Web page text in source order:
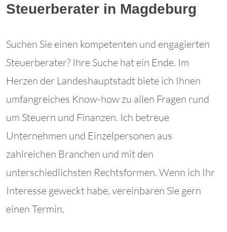
Steuerberater in Magdeburg
Suchen Sie einen kompetenten und engagierten
Steuerberater? Ihre Suche hat ein Ende. Im
Herzen der Landeshauptstadt biete ich Ihnen
umfangreiches Know-how zu allen Fragen rund
um Steuern und Finanzen. Ich betreue
Unternehmen und Einzelpersonen aus
zahlreichen Branchen und mit den
unterschiedlichsten Rechtsformen. Wenn ich Ihr
Interesse geweckt habe, vereinbaren Sie gern
einen Termin.